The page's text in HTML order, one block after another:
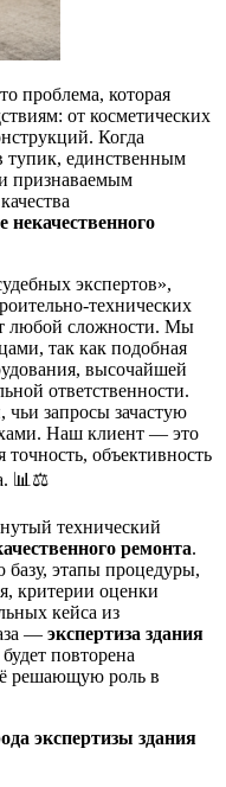
проблема, которая
от косметических
Когда
тупик, единственным
признаваемым
некачественного
экспертов»,
технических
любой сложности. Мы
так как подобная
высочайшей
ответственности.
запросы зачастую
Наш клиент — это
объективность
📊⚖️
технический
ремонта.
этапы процедуры,
критерии оценки
кейса из
— экспертиза здания
повторена
решающую роль в
экспертизы здания